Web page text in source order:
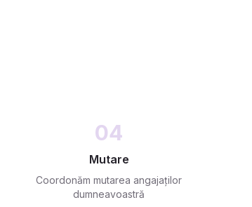
04
Mutare
Coordonăm mutarea angajaților
dumneavoastră